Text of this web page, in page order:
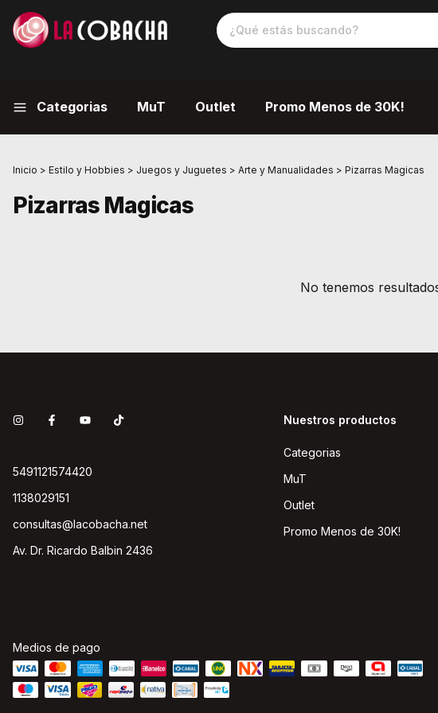
Categorias MuT Outlet Promo Menos de 30K!
Inicio > Estilo y Hobbies > Juegos y Juguetes > Arte y Manualidades > Pizarras Magicas
Pizarras Magicas
No tenemos
5491121574420
1138029151
consultas@lacobacha.net
Av. Dr. Ricardo Balbin 2436
Nuestros productos
Categorias
MuT
Outlet
Promo Menos de 30K!
Medios de pago